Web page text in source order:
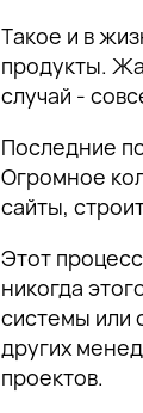
Такое и в
продукты.
случай -
Последние
Огромное
сайты,
Этот
никогда
системы или
других
проектов.